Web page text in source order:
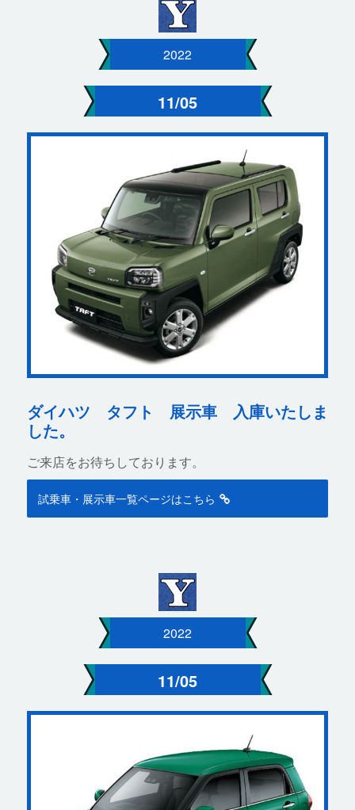
2022
11/05
ダイハツ タフト 展示車 入庫いたしま
した。
ご来店をお待ちしております。
試乗車・展示車一覧ページはこちら
2022
11/05